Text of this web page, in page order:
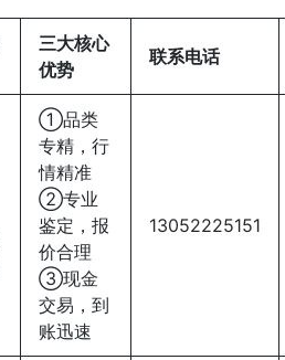
三大核心
优势
联系电话
①品类
专精，行
情精准
②专业
鉴定，报
价合理
③现金
交易，到
账迅速
13052225151